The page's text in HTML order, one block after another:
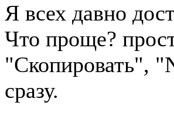
Я всех давно
Что проще?
"Скопировать",
сразу.